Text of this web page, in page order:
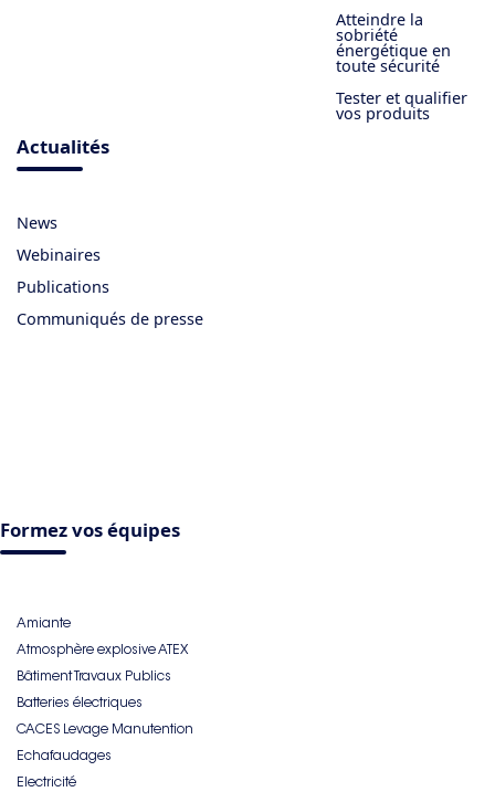
Atteindre la
sobriété
énergétique en
toute sécurité
Tester et qualifier
vos produits
Actualités
News
Webinaires
Publications
Communiqués de presse
Formez vos équipes
Amiante
Atmosphère explosive ATEX
Bâtiment Travaux Publics
Batteries électriques
CACES Levage Manutention
Echafaudages
Electricité